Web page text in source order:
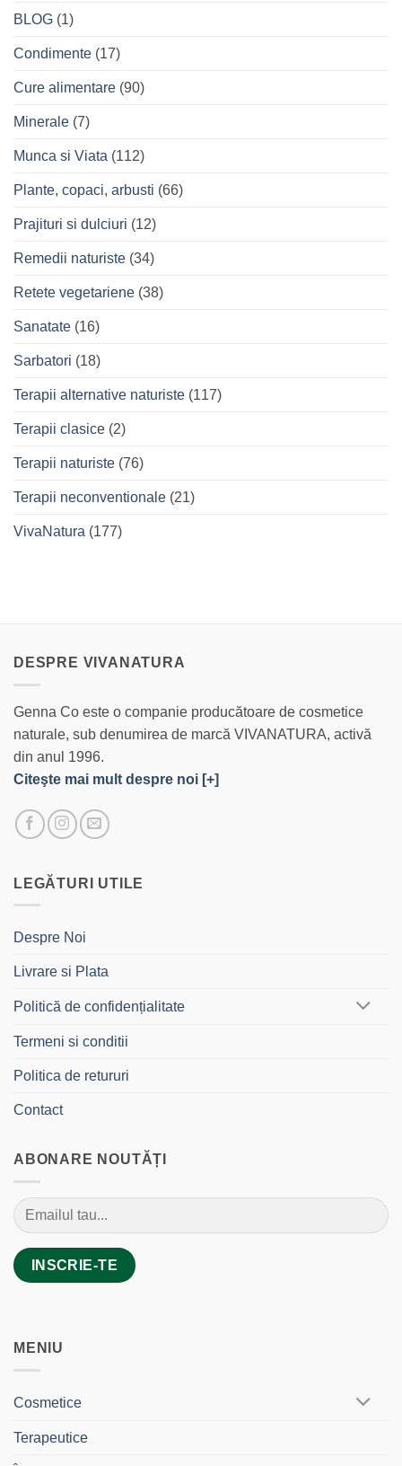
BLOG (1)
Condimente (17)
Cure alimentare (90)
Minerale (7)
Munca si Viata (112)
Plante, copaci, arbusti (66)
Prajituri si dulciuri (12)
Remedii naturiste (34)
Retete vegetariene (38)
Sanatate (16)
Sarbatori (18)
Terapii alternative naturiste (117)
Terapii clasice (2)
Terapii naturiste (76)
Terapii neconventionale (21)
VivaNatura (177)
DESPRE VIVANATURA
Genna Co este o companie producătoare de cosmetice
naturale, sub denumirea de marcă VIVANATURA, activă
din anul 1996.
Citeşte mai mult despre noi [+]
LEGĂTURI UTILE
Despre Noi
Livrare si Plata
Politică de confidențialitate
Termeni si conditii
Politica de retururi
Contact
ABONARE NOUTĂȚI
MENIU
Cosmetice
Terapeutice